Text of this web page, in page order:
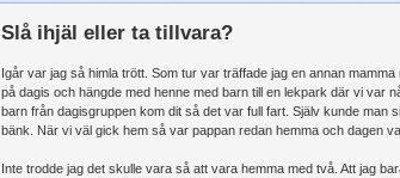
Slå ihjäl eller ta tillvara?
Igår var jag så himla trött. Som tur var träffade jag en annan mamma
på dagis och hängde med henne med barn till en lekpark där vi var
barn från dagisgruppen kom dit så det var full fart. Själv kunde man
bänk. När vi väl gick hem så var pappan redan hemma och dagen
Inte trodde jag det skulle vara så att vara hemma med två. Att jag